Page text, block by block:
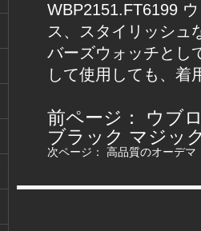
WBP2151.FT6199
ス、スタイリッシュ
バーズウォッチとし
して使用しても、着
前ページ： ウブ
ブラック マジッ
次ページ： 高品質のオーデマ